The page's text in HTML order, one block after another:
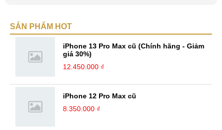
hiểu biết mới mẻ và thú vị. Tinh thần tự giác và sự chuyên nghiệp là
SẢN PHẨM HOT
iPhone 13 Pro Max cũ (Chính hãng - Giảm
giá 30%)
12.450.000 ₫
iPhone 12 Pro Max cũ
8.350.000 ₫